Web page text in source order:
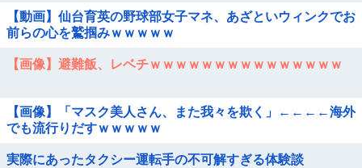
【動画】仙台育英の野球部女子マネ、あざといウィンクでお
前らの心を鷲掴みｗｗｗｗｗ
【画像】避難飯、レベチｗｗｗｗｗｗｗｗｗｗｗｗｗｗｗ
【画像】「マスク美人さん、また我々を欺く」←←←←海外
でも流行りだすｗｗｗｗｗ
実際にあったタクシー運転手の不可解すぎる体験談